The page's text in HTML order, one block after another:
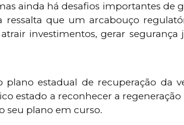
ainda há desafios importantes de
que um arcabouço
investimentos, gerar
estadual de recuperação da
estado a reconhecer a
seu plano em curso.